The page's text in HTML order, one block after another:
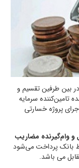
بين طرفين تقسيم و
تامين‌كننده سرمايه
پروژه خسارتي
و وام‌گيرنده مضاريب
بانك پرداخت مي‌شود
می باشد.